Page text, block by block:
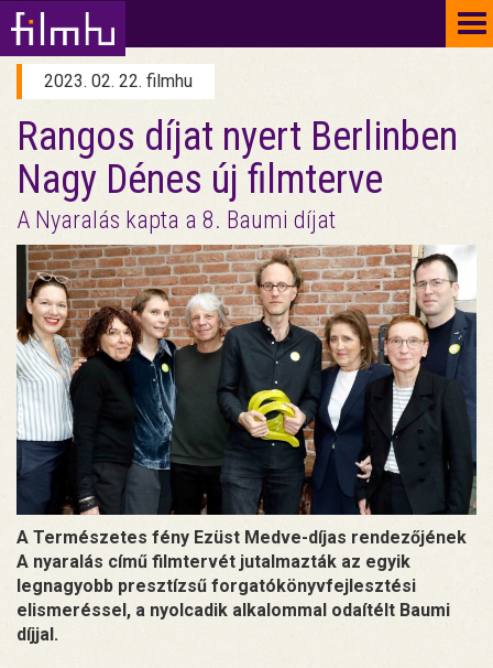
2023. 02. 22. filmhu
Rangos díjat nyert Berlinben
Nagy Dénes új filmterve
A Nyaralás kapta a 8. Baumi díjat
A Természetes fény Ezüst Medve-díjas rendezőjének
A nyaralás című filmtervét jutalmazták az egyik
legnagyobb presztízsű forgatókönyvfejlesztési
elismeréssel, a nyolcadik alkalommal odaítélt Baumi
díjjal.